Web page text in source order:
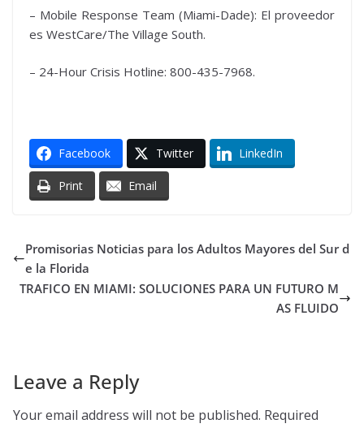
– Mobile Response Team (Miami-Dade): El proveedor
es WestCare/The Village South.
– 24-Hour Crisis Hotline: 800-435-7968.
Facebook Twitter LinkedIn
Print Email
Promisorias Noticias para los Adultos Mayores del Sur d
e la Florida
TRAFICO EN MIAMI: SOLUCIONES PARA UN FUTURO M
AS FLUIDO
Leave a Reply
Your email address will not be published. Required